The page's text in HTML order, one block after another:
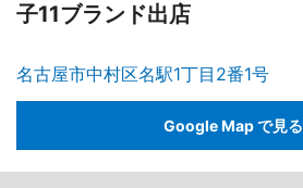
子11ブランド出店
名古屋市中村区名駅1丁目2番1号
Google Map で見る